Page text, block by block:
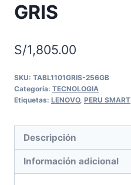
GRIS
S/1,805.00
SKU: TABL1101GRIS-256GB
Categoría: TECNOLOGIA
Etiquetas: LENOVO, PERU SMART
Descripción
Información adicional